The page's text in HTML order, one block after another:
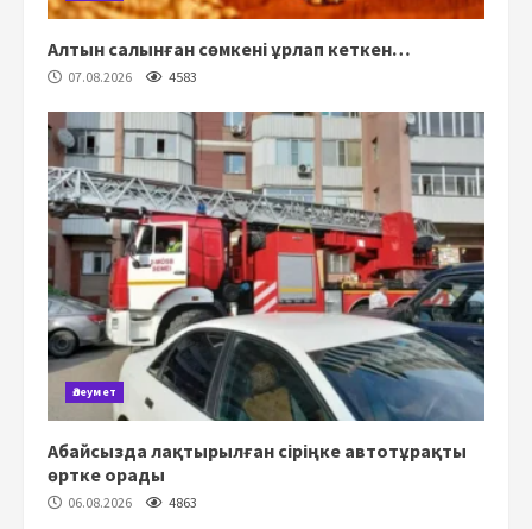
Алтын салынған сөмкені ұрлап кеткен…
07.08.2026 4583
Әлеумет
Абайсызда лақтырылған сіріңке автотұрақты
өртке орады
06.08.2026 4863